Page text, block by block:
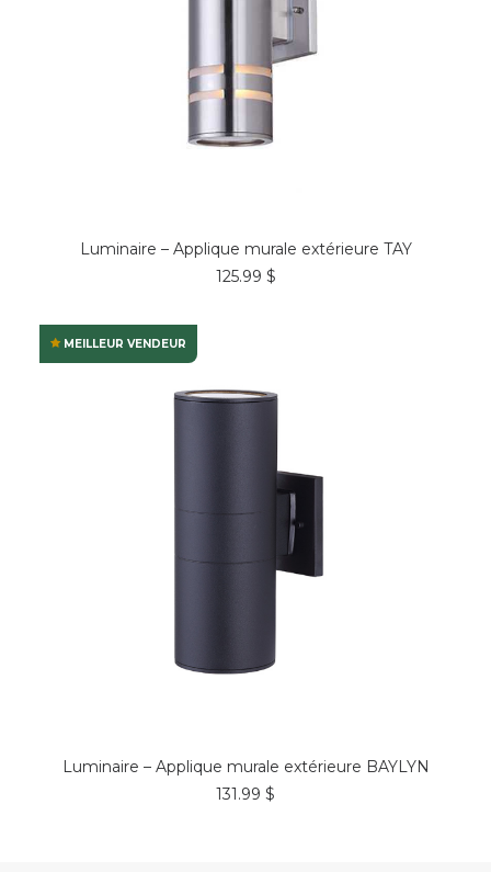
COMMANDER*
Luminaire – Applique murale extérieure TAY
125.99 $
MEILLEUR VENDEUR
COMMANDER*
Luminaire – Applique murale extérieure BAYLYN
131.99 $